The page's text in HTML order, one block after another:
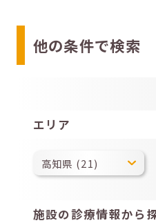
他の条件で検索
エリア
施設の診療情報から